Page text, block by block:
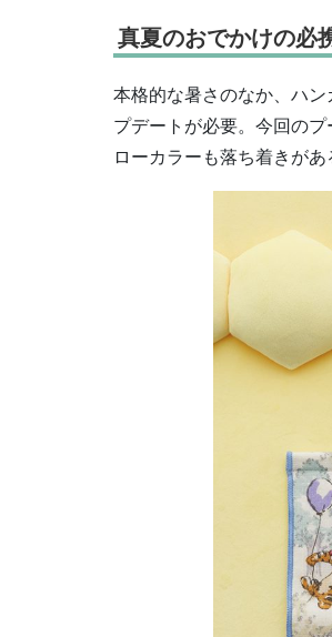
真夏のおでかけの必
本格的な暑さのなか、ハ
プデートが必要。今回の
ローカラーも落ち着きが